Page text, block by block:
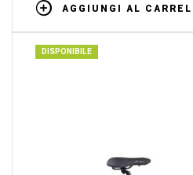
AGGIUNGI AL
DISPONIBILE